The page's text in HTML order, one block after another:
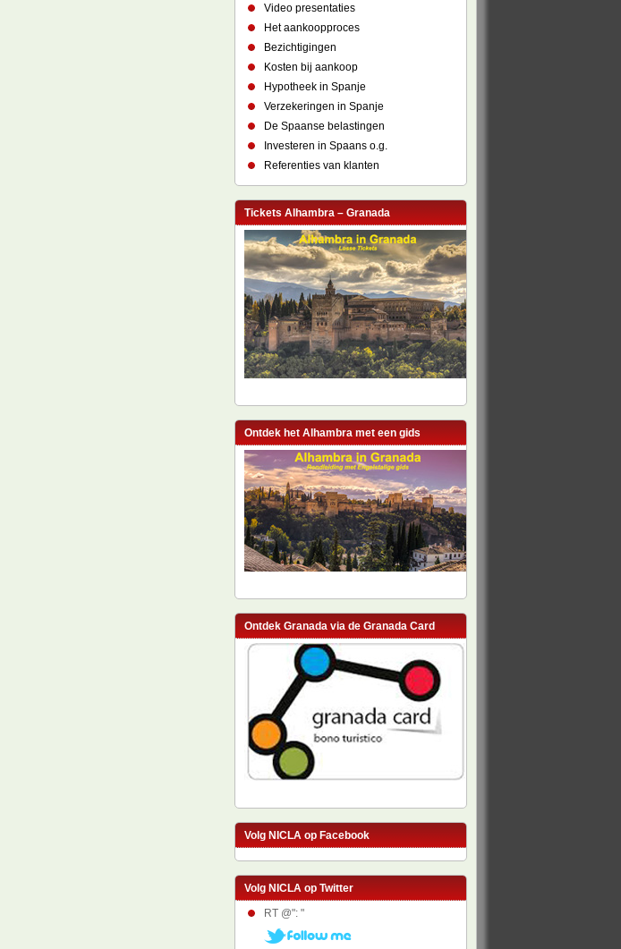
Video presentaties
Het aankoopproces
Bezichtigingen
Kosten bij aankoop
Hypotheek in Spanje
Verzekeringen in Spanje
De Spaanse belastingen
Investeren in Spaans o.g.
Referenties van klanten
Tickets Alhambra – Granada
Ontdek het Alhambra met een gids
Ontdek Granada via de Granada Card
Volg NICLA op Facebook
Volg NICLA op Twitter
RT @": "